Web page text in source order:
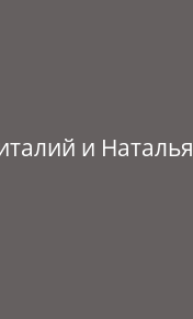
и Наталья